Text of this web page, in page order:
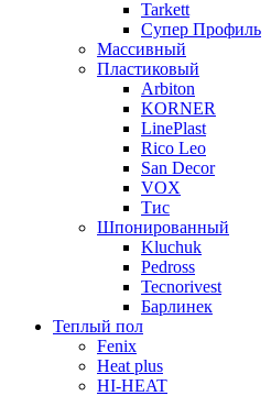
Tarkett
Супер Профиль
Массивный
Пластиковый
Arbiton
KORNER
LinePlast
Rico Leo
San Decor
VOX
Тис
Шпонированный
Kluchuk
Pedross
Tecnorivest
Барлинек
Теплый пол
Fenix
Heat plus
HI-HEAT